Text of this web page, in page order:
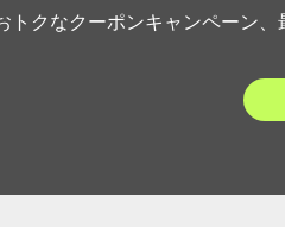
トクなクーポンキャンペーン